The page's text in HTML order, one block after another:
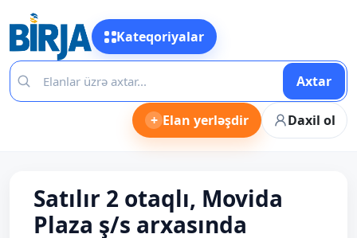
Kateqoriyalar
Axtar
+ Elan yerləşdir Daxil ol
Satılır 2 otaqlı, Movida
Plaza ş/s arxasında